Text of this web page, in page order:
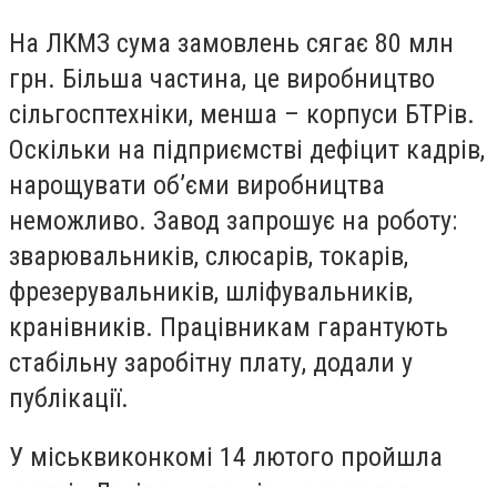
На ЛКМЗ сума замовлень сягає 80 млн
грн. Більша частина, це виробництво
сільгосптехніки, менша – корпуси БТРів.
Оскільки на підприємстві дефіцит кадрів,
нарощувати об’єми виробництва
неможливо. Завод запрошує на роботу:
зварювальників, слюсарів, токарів,
фрезерувальників, шліфувальників,
кранівників. Працівникам гарантують
стабільну заробітну плату, додали у
публікації.
У міськвиконкомі 14 лютого пройшла